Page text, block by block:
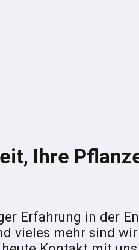
Ihre
Erfahrung in der
vieles mehr sind